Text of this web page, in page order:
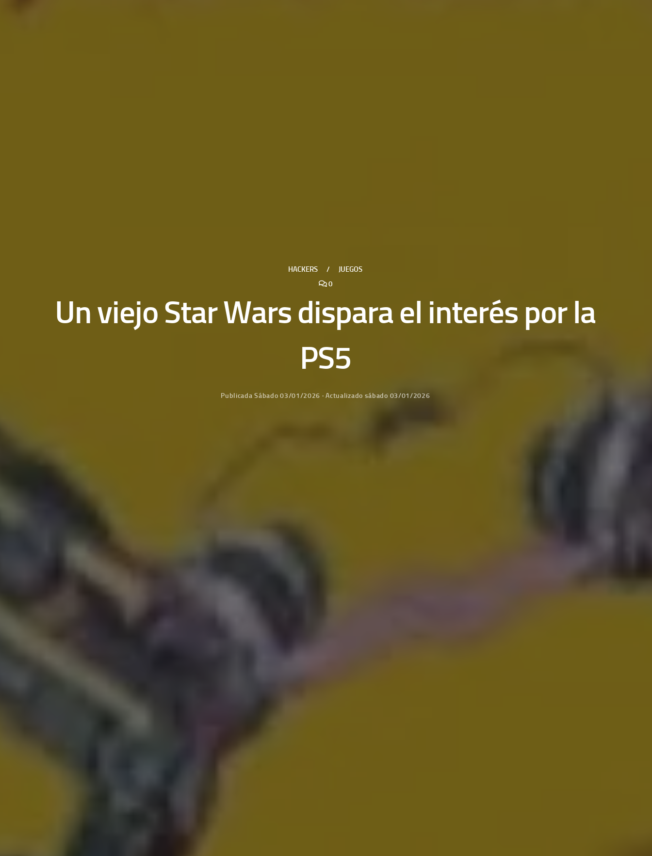
HACKERS /
JUEGOS
0
Un viejo Star Wars dispara el interés por la
PS5
PublicadaSábado 03/01/2026 · Actualizado sábado 03/01/2026